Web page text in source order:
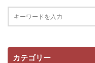
カテゴリー